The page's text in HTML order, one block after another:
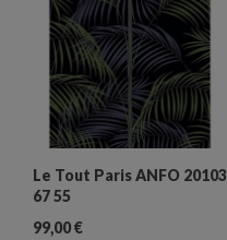
Le Tout Paris ANFO 20103
67 55
99,00€